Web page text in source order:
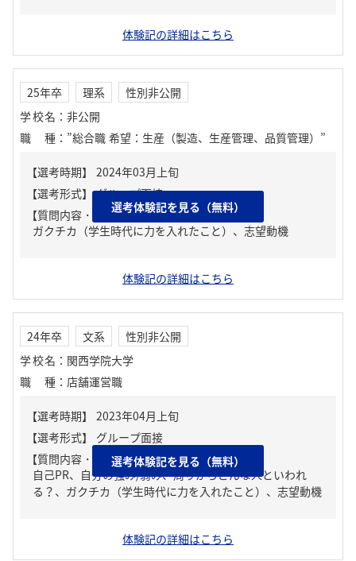
体験記の詳細はこちら
25年卒 理系
性別非公開
学校名 ： 非公開
職種 ： ”総合職 希望：生産（製造、生産管理、品質管理）”
【質問内容・課題】
ガクチカ（学生時代に力を入れたこと）、志望動機
選考体験記を見る（無料）
体験記の詳細はこちら
24年卒 文系
性別非公開
学校名 ： 関西学院大学
職種 ： 店舗運営職
【質問内容・課題】
自己PR、自分の強み/弱み、周りからどんな人といわれ
る？、ガクチカ（学生時代に力を入れたこと）、志望動機
選考体験記を見る（無料）
体験記の詳細はこちら